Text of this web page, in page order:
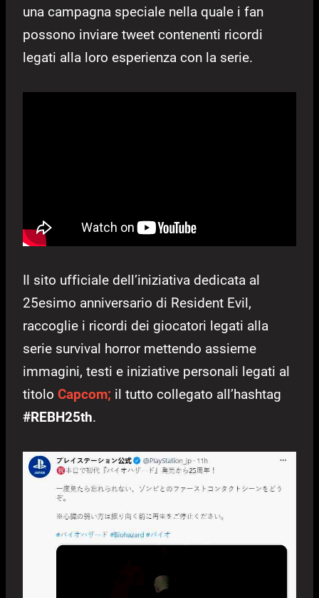
una campagna speciale nella quale i fan
possono inviare tweet contenenti ricordi
legati alla loro esperienza con la serie.
Il sito ufficiale dell’iniziativa dedicata al
25esimo anniversario di Resident Evil,
raccoglie i ricordi dei giocatori legati alla
serie survival horror mettendo assieme
immagini, testi e iniziative personali legati al
titolo Capcom; il tutto collegato all’hashtag
#REBH25th.